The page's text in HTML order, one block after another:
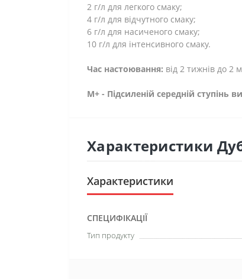
2 г/л для легкого смаку;
4 г/л для відчутного смаку;
6 г/л для насиченого смаку;
10 г/л для інтенсивного смаку.
Час настоювання: від 2 тижнів до 2
М+ - Підсиленій середній ступінь
Характеристики
Характеристики
СПЕЦИФІКАЦІЇ
Тип продукту